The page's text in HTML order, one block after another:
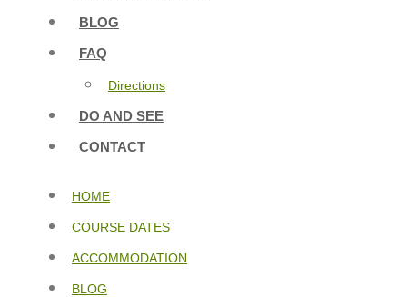
BLOG
FAQ
Directions
DO AND SEE
CONTACT
HOME
COURSE DATES
ACCOMMODATION
BLOG